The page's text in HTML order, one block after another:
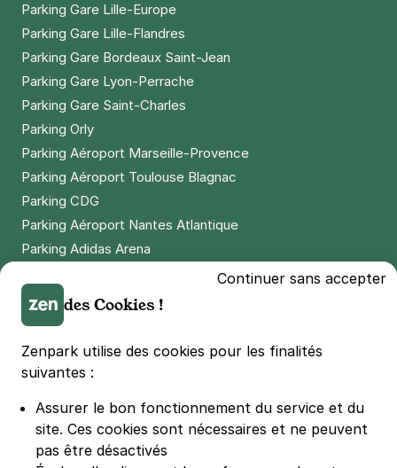
Parking Gare Lille-Europe
Parking Gare Lille-Flandres
Parking Gare Bordeaux Saint-Jean
Parking Gare Lyon-Perrache
Parking Gare Saint-Charles
Parking Orly
Parking Aéroport Marseille-Provence
Parking Aéroport Toulouse Blagnac
Parking CDG
Parking Aéroport Nantes Atlantique
Parking Adidas Arena
Parking LDLC Arena
Parking Stade Pierre Mauroy
Parking Groupama Stadium
Parking Vélodrome
Parking Bercy
Parking La Défense Arena
Parking Les 4 temps
Continuer sans accepter
des Cookies !
Zenpark utilise des cookies pour les finalités
suivantes :
Assurer le bon fonctionnement du service et du
site. Ces cookies sont nécessaires et ne peuvent
pas être désactivés